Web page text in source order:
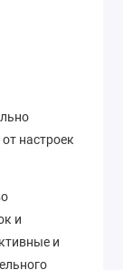
настроек
и
и